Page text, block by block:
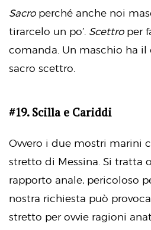
Sacroperché anche noi
tirarcelo un po’. Scettro per
comanda. Un maschio ha il
sacro scettro.
#19. Scilla e Cariddi
Ovvero i due mostri marini
stretto di Messina. Si tratta
rapporto anale, pericoloso
nostra richiesta può
stretto per ovvie ragioni